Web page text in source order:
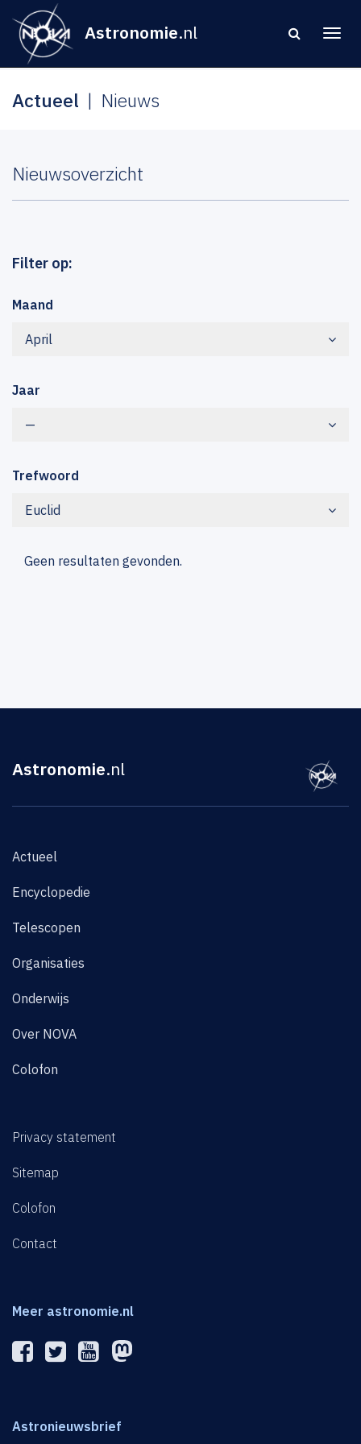
Astronomie.nl
Actueel Nieuws
Nieuwsoverzicht
Filter op:
Maand
April
Jaar
—
Trefwoord
Euclid
Geen resultaten gevonden.
Astronomie.nl
Actueel
Encyclopedie
Telescopen
Organisaties
Onderwijs
Over NOVA
Colofon
Privacy statement
Sitemap
Colofon
Contact
Meer astronomie.nl
Astronieuwsbrief